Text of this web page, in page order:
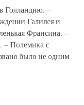
Голландию. –
Галилея и
Франсина. –
– Полемика с
было не одним